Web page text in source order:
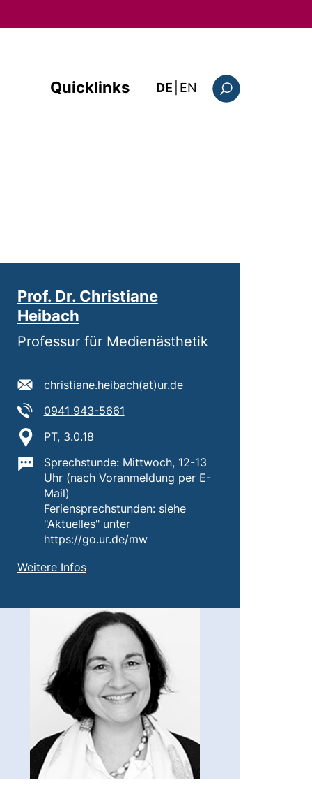
Quicklinks DE EN : this page in
Prof. Dr. Christiane
Heibach
Professur für Medienästhetik
E-Mail Adresse:
christiane.heibach​(at)​ur.de(öffnet Ihr E-Mail-
Tel:
0941 943-5661(startet einen Telefonanruf, wenn
Standort:
PT, 3.0.18
Wichtige Informationen:
Sprechstunde: Mittwoch, 12-13
Uhr (nach Voranmeldung per E-
Mail)
Feriensprechstunden: siehe
"Aktuelles" unter
https://go.ur.de/mw
Weitere Infosvon
Prof. Dr. Christiane Heibach